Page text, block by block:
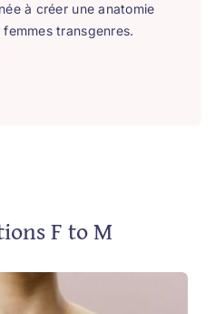
à créer une anatomie
transgenres.
F to M